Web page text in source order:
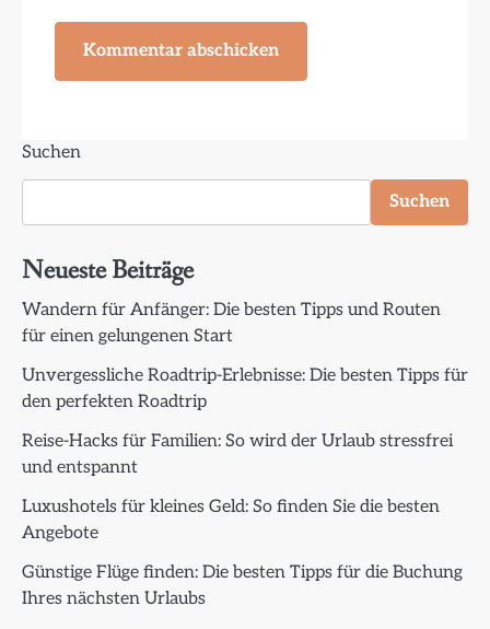
Suchen
Suchen
Neueste Beiträge
Wandern für Anfänger: Die besten Tipps und Routen
für einen gelungenen Start
Unvergessliche Roadtrip-Erlebnisse: Die besten Tipps für
den perfekten Roadtrip
Reise-Hacks für Familien: So wird der Urlaub stressfrei
und entspannt
Luxushotels für kleines Geld: So finden Sie die besten
Angebote
Günstige Flüge finden: Die besten Tipps für die Buchung
Ihres nächsten Urlaubs